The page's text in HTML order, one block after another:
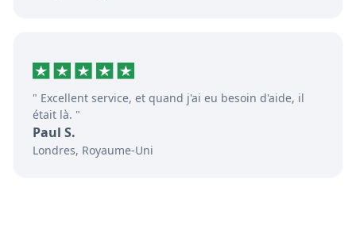
" Excellent service, et quand j'ai eu besoin d'aide, il
était là. "
Paul S.
Londres, Royaume-Uni